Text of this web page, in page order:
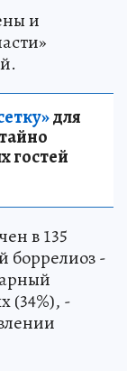
и
для
гостей
в 135
боррелиоз -
(34%), -